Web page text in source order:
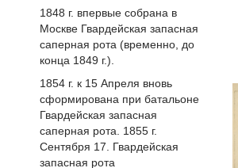
1848 г. впервые собрана в
Москве Гвардейская запасная
саперная рота (временно, до
конца 1849 г.).
1854 г. к 15 Апреля вновь
сформирована при батальоне
Гвардейская запасная
саперная рота. 1855 г.
Сентября 17. Гвардейская
запасная рота